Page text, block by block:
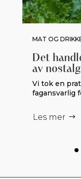
MAT OG
Det
av
Vi tok en
fagansvarlig
Les mer